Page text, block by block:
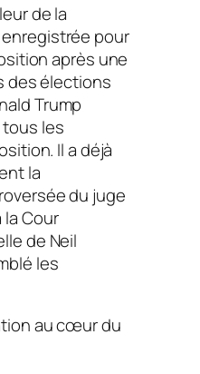
dela
pour
après une
des élections
Trump
les
Il a déjà
la
du juge
la Cour
de Neil
les
au cœur du